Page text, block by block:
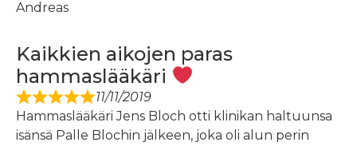
Andreas
Kaikkien aikojen paras
hammaslääkäri
11/11/2019
Hammaslääkäri Jens Bloch otti klinikan haltuunsa
isänsä Palle Blochin jälkeen, joka oli alun perin